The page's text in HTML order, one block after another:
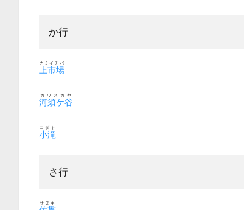
か行
上市場
カミイチバ
河須ケ谷
カワスガヤ
小滝
コダキ
さ行
サヌキ